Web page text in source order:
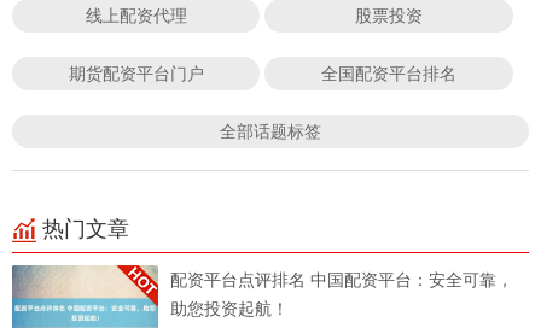
线上配资代理 股票投资
期货配资平台门户 全国配资平台排名
全部话题标签
热门文章
配资平台点评排名 中国配资平台：安全可靠，
助您投资起航！